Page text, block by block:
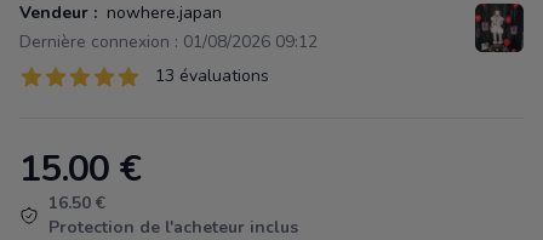
Vendeur : nowhere.japan
Dernière connexion : 01/08/2026 09:12
Évaluations
13 sur 5 étoiles 13 évaluations
Product information
15.00 €
16.50 €
Protection de l'acheteur inclus